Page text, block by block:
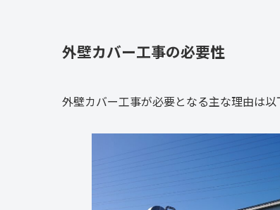
外壁カバー工事の必要性
外壁カバー工事が必要となる主な理由は以